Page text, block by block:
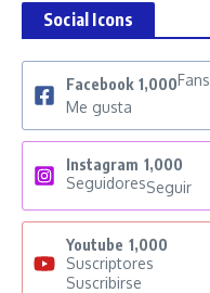
Social Icons
Facebook 1,000Fans
Me gusta
Instagram 1,000
SeguidoresSeguir
Youtube 1,000
Suscriptores
Suscribirse